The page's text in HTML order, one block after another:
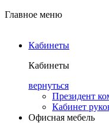
Главное меню
Кабинеты
Кабинеты
вернуться
Президент
Кабинет
Офисная мебель